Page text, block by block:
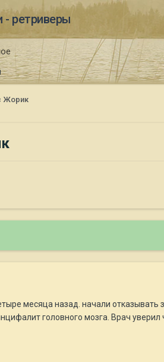
- ретриверы
Жорик
месяца назад. начали
головного мозга. Врач